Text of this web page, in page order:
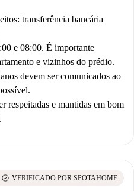
transferência bancária
e 08:00. É importante
e vizinhos do prédio.
devem ser comunicados ao
respeitadas e mantidas em bom
check_circle VERIFICADO POR SPOTAHOME